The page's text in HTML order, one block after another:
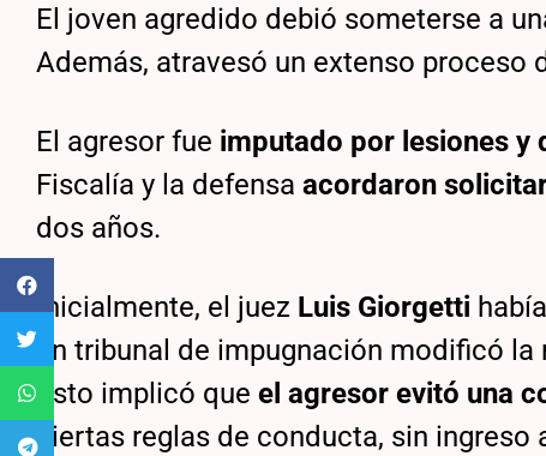
El joven agredido debió someterse a
Además, atravesó un extenso
El agresor fue imputado por lesiones y
Fiscalía y la defensaacordaron
dos años.
Inicialmente, el juez Luis Giorgetti
un tribunal de impugnación modificó
Esto implicó queel agresor evitó una
ciertas reglas de conducta, sin ingreso